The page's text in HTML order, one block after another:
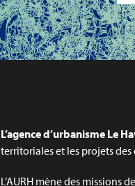
L’agence d’urbanisme Le
territoriales et les projets des
L’AURH mène des missions